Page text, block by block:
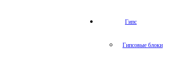
Гипс
Гипсовые блоки